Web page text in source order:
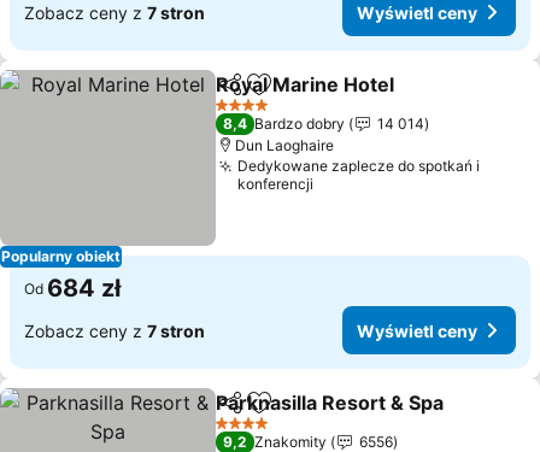
Zobacz ceny z 7 stron Wyświetl ceny
Popularny obiekt
Udostępnij
Dodaj do ulubionych
Royal Marine Hotel
4 Kategoria
8,4 Bardzo dobry
14 014
Dun Laoghaire
Dedykowane zaplecze do spotkań i
konferencji
Od 684 zł
Zobacz ceny z 7 stron Wyświetl ceny
Udostępnij
Dodaj do ulubionych
Parknasilla Resort & Spa
4 Kategoria
9,2 Znakomity
6556